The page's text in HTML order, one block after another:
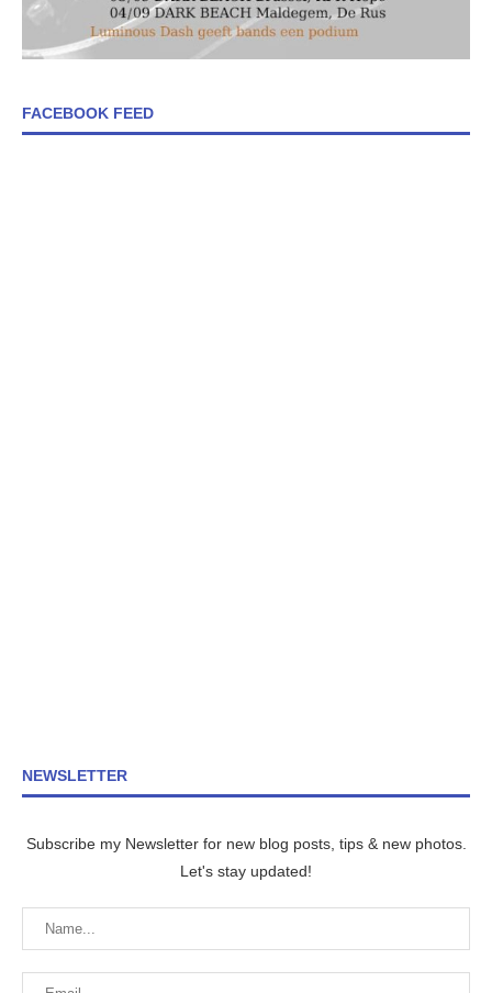
FACEBOOK FEED
NEWSLETTER
Subscribe my Newsletter for new blog posts, tips & new photos.
Let's stay updated!